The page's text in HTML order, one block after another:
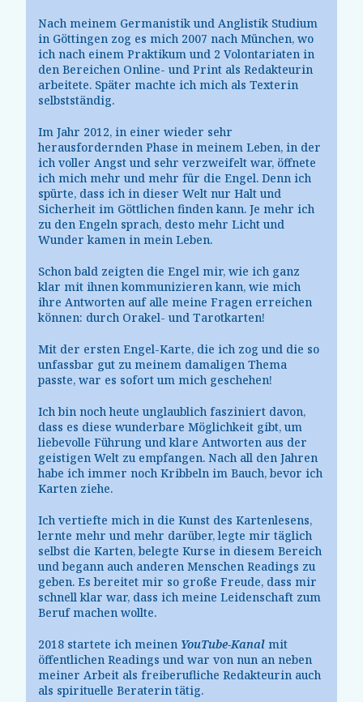
Nach meinem Germanistik und Anglistik Studium
in Göttingen zog es mich 2007 nach München, wo
ich nach einem Praktikum und 2 Volontariaten in
den Bereichen Online- und Print als Redakteurin
arbeitete. Später machte ich mich als Texterin
selbstständig.
Im Jahr 2012, in einer wieder sehr
herausfordernden Phase in meinem Leben, in der
ich voller Angst und sehr verzweifelt war, öffnete
ich mich mehr und mehr für die Engel. Denn ich
spürte, dass ich in dieser Welt nur Halt und
Sicherheit im Göttlichen finden kann. Je mehr ich
zu den Engeln sprach, desto mehr Licht und
Wunder kamen in mein Leben.
Schon bald zeigten die Engel mir, wie ich ganz
klar mit ihnen kommunizieren kann, wie mich
ihre Antworten auf alle meine Fragen erreichen
können: durch Orakel- und Tarotkarten!
Mit der ersten Engel-Karte, die ich zog und die so
unfassbar gut zu meinem damaligen Thema
passte, war es sofort um mich geschehen!
Ich bin noch heute unglaublich fasziniert davon,
dass es diese wunderbare Möglichkeit gibt, um
liebevolle Führung und klare Antworten aus der
geistigen Welt zu empfangen. Nach all den Jahren
habe ich immer noch Kribbeln im Bauch, bevor ich
Karten ziehe.
Ich vertiefte mich in die Kunst des Kartenlesens,
lernte mehr und mehr darüber, legte mir täglich
selbst die Karten, belegte Kurse in diesem Bereich
und begann auch anderen Menschen Readings zu
geben. Es bereitet mir so große Freude, dass mir
schnell klar war, dass ich meine Leidenschaft zum
Beruf machen wollte.
2018 startete ich meinen YouTube-Kanal mit
öffentlichen Readings und war von nun an neben
meiner Arbeit als freiberufliche Redakteurin auch
als spirituelle Beraterin tätig.